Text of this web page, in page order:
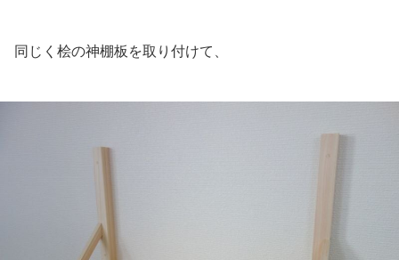
同じく桧の神棚板を取り付けて、